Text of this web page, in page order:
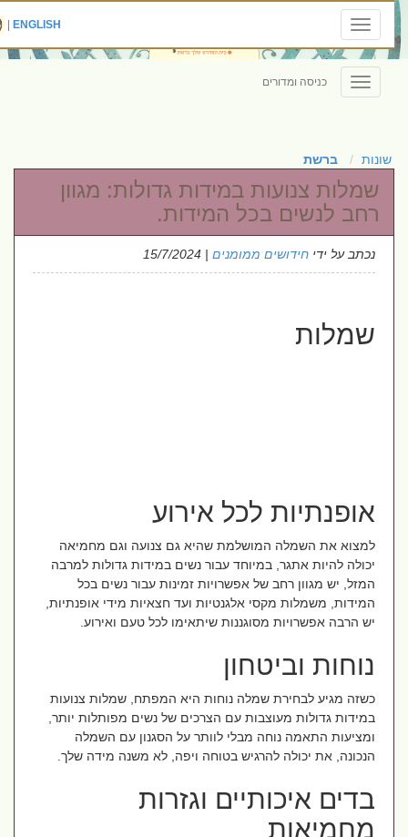
Toggle
navigation
ENGLISH
|
Toggle
navigation
כניסה ומדורים
שונות ברשת
שמלות צנועות במידות גדולות: מגוון
רחב לנשים בכל המידות.
נכתב על ידיחידושים ממומנים| 15/7/2024
שמלות
אופנתיות לכל אירוע
למצוא את השמלה המושלמת שהיא גם צנועה וגם מחמיאה
יכולה להיות אתגר, במיוחד עבור נשים במידות גדולות למרבה
המזל, יש מגוון רחב של אפשרויות זמינות עבור נשים בכל
המידות, משמלות מקסי אלגנטיות ועד חצאיות מידי אופנתיות,
יש הרבה אפשרויות מסוגננות שיתאימו לכל טעם ואירוע.
נוחות וביטחון
כשזה מגיע לבחירת שמלה נוחות היא המפתח, שמלות צנועות
במידות גדולות מעוצבות עם הצרכים של נשים מפותלות יותר,
ומציעות התאמה נוחה מבלי לוותר על הסגנון עם השמלה
הנכונה, את יכולה להרגיש בטוחה ויפה, לא משנה מידה שלך.
בדים איכותיים וגזרות
מחמיאות